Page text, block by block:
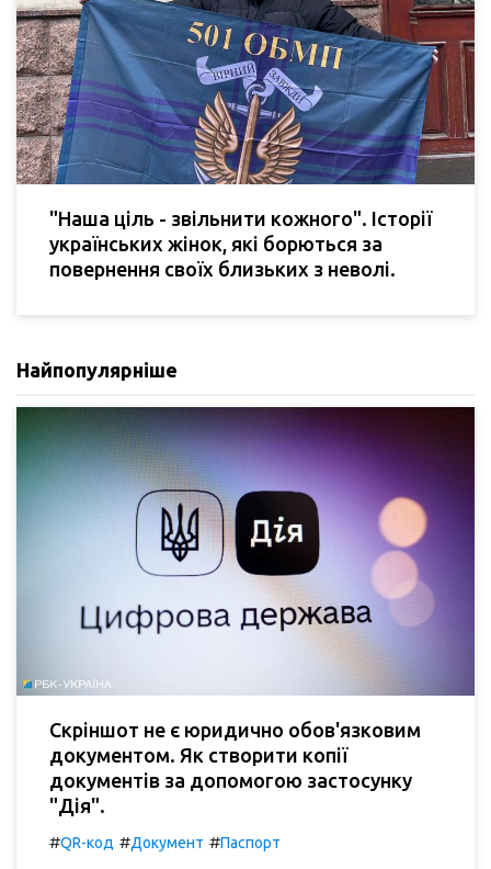
"Наша ціль - звільнити кожного". Історії
українських жінок, які борються за
повернення своїх близьких з неволі.
Найпопулярніше
Скріншот не є юридично обов'язковим
документом. Як створити копії
документів за допомогою застосунку
"Дія".
#QR-код #Документ #Паспорт